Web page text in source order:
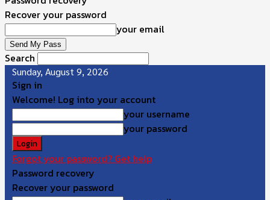
Recover your password
your email
Search
Sunday, August 9, 2026
Sign in
Welcome! Log into your account
your username
your password
Forgot your password? Get help
Password recovery
Recover your password